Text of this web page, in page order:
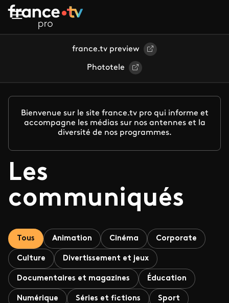
Aller au contenu principal
france.tv preview
Phototele
Bienvenue sur le site france.tv pro qui informe et
accompagne les médias sur nos antennes et la
diversité de nos programmes.
Les
communiqués
Tous Animation Cinéma Corporate
Culture Divertissement et jeux
Documentaires et magazines Éducation
Numérique Séries et fictions Sport